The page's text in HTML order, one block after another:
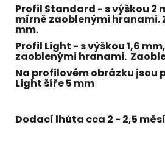
Profil Standard - s výškou 2
mírně zaoblenými hranami.
mm.
Profil Light - s výškou 1,6
zaoblenými hranami.
Na profilovém obrázku jsou
Light šíře 5 mm
Dodací lhůta cca 2 - 2,5